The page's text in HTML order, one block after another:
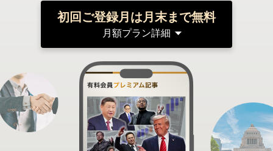
初回ご登録月は月末まで無料
月額プラン詳細